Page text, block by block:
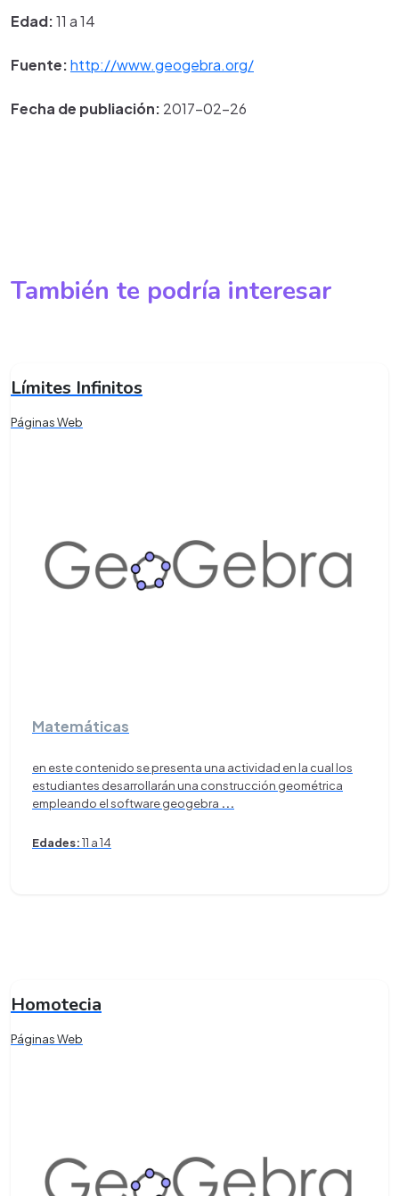
Edad:11 a 14
Fuente:http://www.geogebra.org/
Fecha de publiación: 2017-02-26
También te podría interesar
Límites Infinitos
Páginas Web
Matemáticas
en este contenido se presenta una actividad en la cual los
estudiantes desarrollarán una construcción geométrica
empleando el software geogebra ...
Edades:11 a 14
Homotecia
Páginas Web